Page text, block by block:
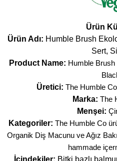
Ürün
Ürün Adı: Humble Brush
Sert,
Product Name: Humble Brush
Üretici: The Humble
Marka: The
Menşei:
Kategoriler: The Humble Co
Organik Diş Macunu ve Ağız
hammade
İçindekiler: Bitki bazlı